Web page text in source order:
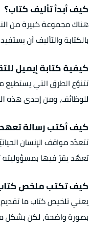
كيف أبدأ تأليف كتاب؟
هناك مجموعة كبيرة من
بالكتابة والتأليف أن
كيفية كتابة إيميل
تتنوّع الطرق التي يستطيع
للوظائف، ومن إحدى هذه
كيف أكتب رسالة
تتعدّد مواقف الإنسان
تعهّد يقرّ فيها
كيف تكتب ملخص
يعني تلخيص كتاب ما
بصورة واضحة، لكن بشكل